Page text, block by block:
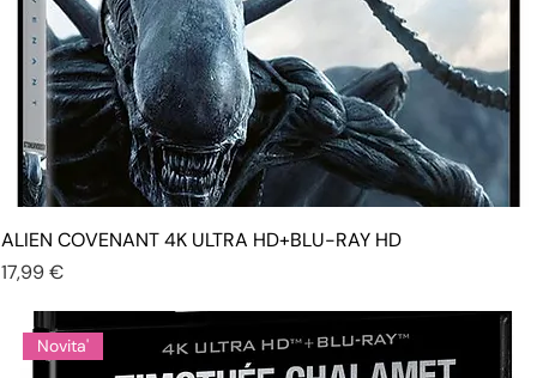
ALIEN COVENANT 4K ULTRA HD+BLU-RAY HD
Prezzo
17,99 €
Novita'